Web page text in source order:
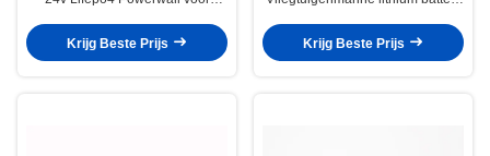
Krijg Beste Prijs
Krijg Beste Prijs